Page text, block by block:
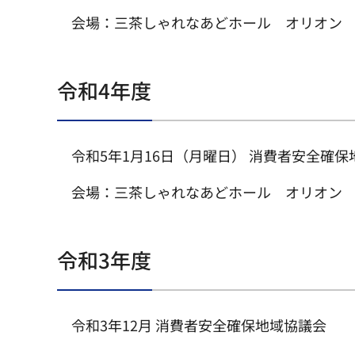
会場：三茶しゃれなあどホール オリオン
令和4年度
令和5年1月16日（月曜日） 消費者安全確保
会場：三茶しゃれなあどホール オリオン
令和3年度
令和3年12月 消費者安全確保地域協議会